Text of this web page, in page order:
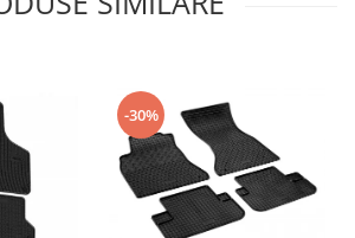
-30%